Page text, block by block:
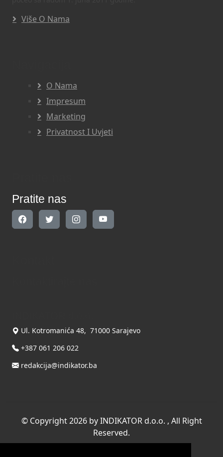
Više O Nama
O Nama
Impresum
Marketing
Privatnost I Uvjeti
Pratite nas
Ul. Kotromanića 48, 71000 Sarajevo
+387 061 206 022
redakcija@indikator.ba
© Copyright 2026 by INDIKATOR d.o.o. , All Right
Reserved.